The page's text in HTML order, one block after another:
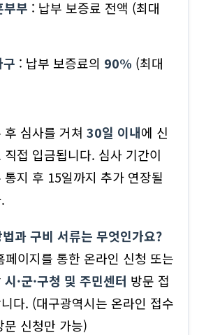
부부 : 납부 보증료 전액 (최대
: 납부 보증료의 90% (최대
후 심사를 거쳐30일 이내에 신
직접 입금됩니다. 심사 기간이
통지 후 15일까지 추가 연장될
과 구비 서류는 무엇인가요?
페이지를 통한 온라인 신청 또는
시·군·구청 및 주민센터 방문 접
다. (대구광역시는 온라인 접수
문 신청만 가능)